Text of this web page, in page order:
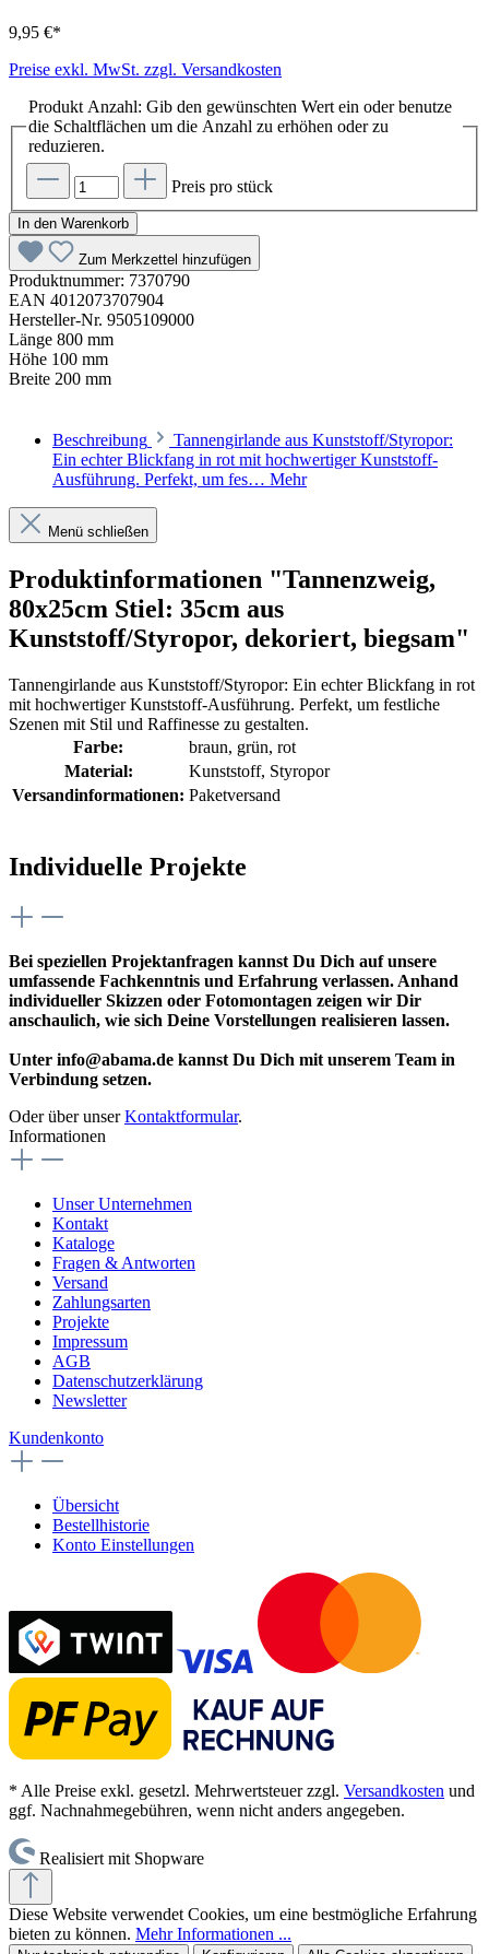
9,95 €*
Preise exkl. MwSt. zzgl. Versandkosten
Produkt Anzahl: Gib den gewünschten Wert ein oder benutze
die Schaltflächen um die Anzahl zu erhöhen oder zu
reduzieren.
Preis pro stück
In den Warenkorb
Zum Merkzettel hinzufügen
Produktnummer: 7370790
EAN 4012073707904
Hersteller-Nr. 9505109000
Länge 800 mm
Höhe 100 mm
Breite 200 mm
Beschreibung
Tannengirlande aus Kunststoff/Styropor:
Ein echter Blickfang in rot mit hochwertiger Kunststoff-
Ausführung. Perfekt, um fes… Mehr
Menü schließen
Produktinformationen "Tannenzweig,
80x25cm Stiel: 35cm aus
Kunststoff/Styropor, dekoriert, biegsam"
Tannengirlande aus Kunststoff/Styropor: Ein echter Blickfang in rot
mit hochwertiger Kunststoff-Ausführung. Perfekt, um festliche
Szenen mit Stil und Raffinesse zu gestalten.
Farbe:
braun, grün, rot
Material:
Kunststoff, Styropor
Versandinformationen: Paketversand
Individuelle Projekte
Bei speziellen Projektanfragen kannst Du Dich auf unsere
umfassende Fachkenntnis und Erfahrung verlassen. Anhand
individueller Skizzen oder Fotomontagen zeigen wir Dir
anschaulich, wie sich Deine Vorstellungen realisieren lassen.
Unter info@abama.de kannst Du Dich mit unserem Team in
Verbindung setzen.
Oder über unserKontaktformular.
Informationen
Unser Unternehmen
Kontakt
Kataloge
Fragen & Antworten
Versand
Zahlungsarten
Projekte
Impressum
AGB
Datenschutzerklärung
Newsletter
Kundenkonto
Übersicht
Bestellhistorie
Konto Einstellungen
* Alle Preise exkl. gesetzl. Mehrwertsteuer zzgl. Versandkosten und
ggf. Nachnahmegebühren, wenn nicht anders angegeben.
Realisiert mit Shopware
Diese Website verwendet Cookies, um eine bestmögliche Erfahrung
bieten zu können. Mehr Informationen ...